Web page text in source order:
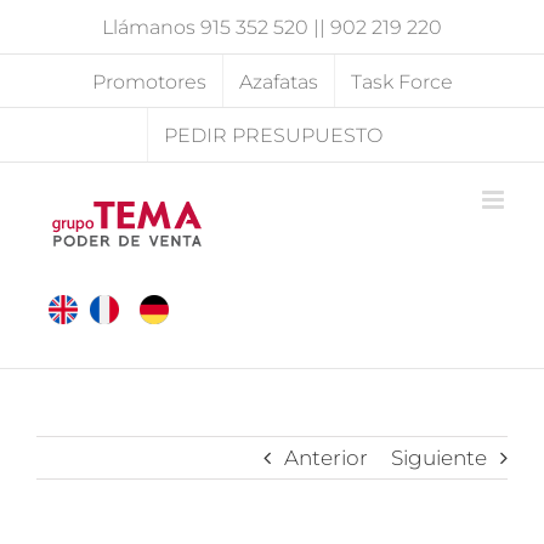
Llámanos 915 352 520 || 902 219 220
Promotores Azafatas Task Force
PEDIR PRESUPUESTO
Anterior Siguiente